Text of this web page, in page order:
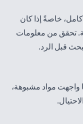
خاصةً إذا كان
تحقق من معلومات
قبل الرد.
واجهت مواد مشبوهة،